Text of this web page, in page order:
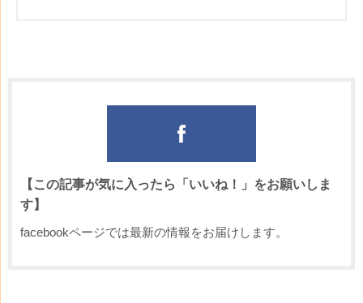
【この記事が気に入ったら「いいね！」をお願いしま
す】
facebookページでは最新の情報をお届けします。